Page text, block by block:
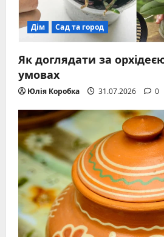
Дім Сад та город
Як доглядати за
умовах
Юлія Коробка 31.07.2026 0